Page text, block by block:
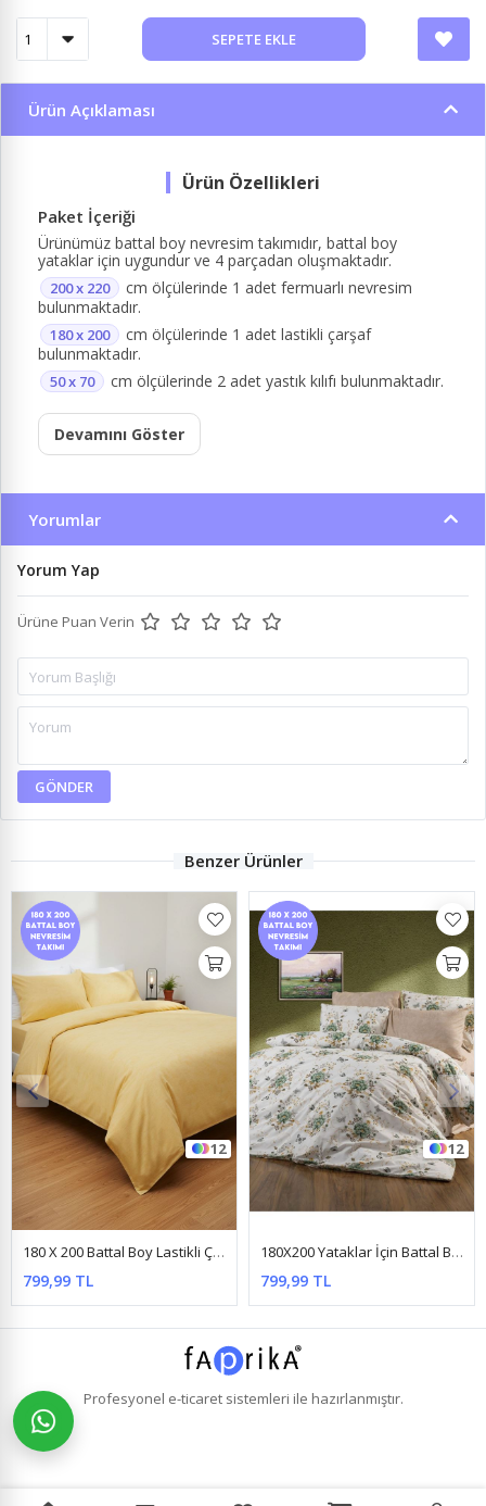
SEPETE EKLE
Ürün Açıklaması
Paket İçeriği
Ürünümüz battal boy nevresim takımıdır, battal boy
yataklar için uygundur ve 4 parçadan oluşmaktadır.
200 x 220
cm ölçülerinde 1 adet fermuarlı nevresim
bulunmaktadır.
180 x 200
cm ölçülerinde 1 adet lastikli çarşaf
bulunmaktadır.
50 x 70 cm ölçülerinde 2 adet yastık kılıfı bulunmaktadır.
Devamını Göster
Yorumlar
Yorum Yap
Ürüne Puan Verin
GÖNDER
Benzer Ürünler
12
180X200 Yataklar İçin Battal Boy Nevresim Takımı ( Çarşafı Lastikli ) Kelebek Yeşil
799,99 TL
9
180 X 200 Battal Boy Lastikli Çarşaf Ağaç Desen Nevresim Takımı Gri
799,99 TL
Profesyonel e-ticaretsistemleri ile hazırlanmıştır.